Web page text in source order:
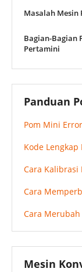
Masalah Mesin
Bagian-Bagian
Pertamini
Panduan
Pom Mini
Kode
Cara Kalibrasi
Cara
Cara
Mesin